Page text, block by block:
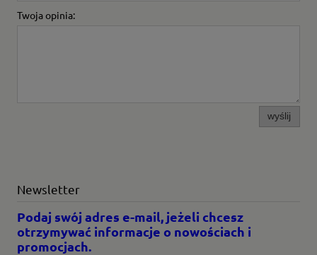
Twoja opinia:
wyślij
Newsletter
Podaj swój adres e-mail, jeżeli chcesz
otrzymywać informacje o nowościach i
promocjach.